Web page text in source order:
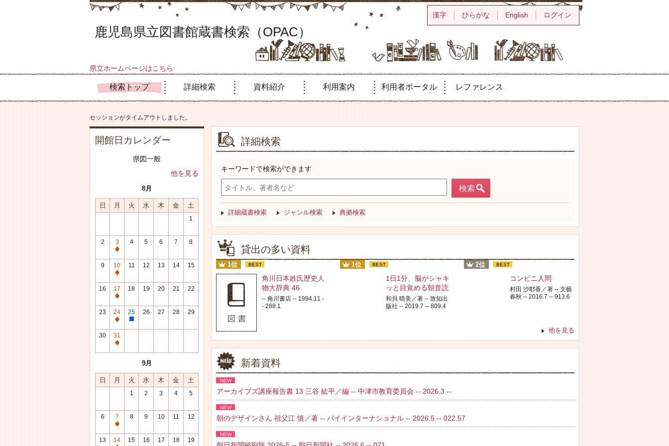
鹿児島県立図書館蔵書検索（OPAC）
県立ホームページはこちら
検索トップ 詳細検索 資料紹介 利用案内 利用者ポータル レファレンス
漢字 ひらがな English ログイン
セッションがタイムアウトしました。
開館日カレンダー
県図一般
他を見る
8月
日 月 火 水 木 金 土
1
2
3
通
常
休
館
日
4 5 6 7 8
9
10
通
常
休
館
日
11 12 13 14 15
16
17
通
常
休
館
日
18 19 20 21 22
23
24
通
常
休
館
25
整
修
26 27 28 29
30
31
通
館
日
9月
日 月 火 水 木 金 土
1 2 3 4 5
6
7
通
常
8 9 10 11 12
13 14 15 16 17 18 19
詳細検索
キーワードで検索ができます
検索
詳細蔵書検索 ジャンル検索 典拠検索
貸出の多い資料
1位 BEST
角川日本姓氏歴史人
物大辞典 46
-- 角川書店 -- 1994.11 -
- 288.1
1位 BEST
1日1分、脳がシャキ
ッと目覚める朝音読
和貝 晴美／著 -- 致知出
版社 -- 2019.7 -- 809.4
2位 BEST
コンビニ人間
村田 沙耶香／著 -- 文藝
春秋 -- 2016.7 -- 913.6
他を見る
新着資料
NEW
アーカイブズ講座報告書 13 三谷 紘平／編 -- 中津市教育委員会 -- 2026.3 --
NEW
朝のデザインさん 祖父江 慎／著 -- パイインターナショナル -- 2026.5 -- 022.57
NEW